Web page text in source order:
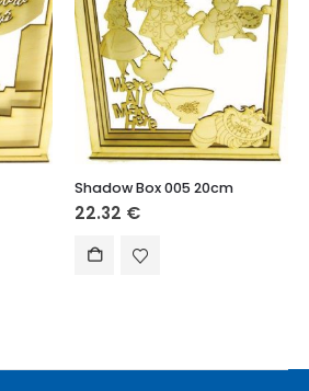
Shadow Box 005 20cm
22.32 €